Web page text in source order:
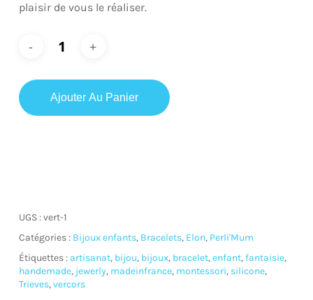
plaisir de vous le réaliser.
Ajouter Au Panier
UGS :vert-1
Catégories : Bijoux enfants, Bracelets, Elon, Perli'Mum
Étiquettes : artisanat, bijou, bijoux, bracelet,enfant,fantaisie,
handemade, jewerly, madeinfrance, montessori, silicone,
Trieves,vercors